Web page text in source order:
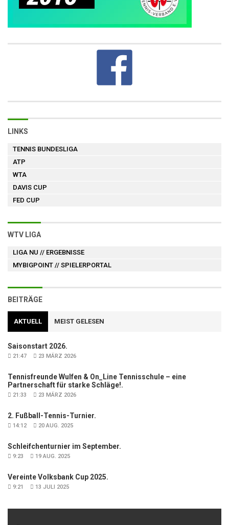
LINKS
TENNIS BUNDESLIGA
ATP
WTA
DAVIS CUP
FED CUP
WTV LIGA
LIGA NU // ERGEBNISSE
MYBIGPOINT // SPIELERPORTAL
BEITRÄGE
AKTUELL MEIST GELESEN
Saisonstart 2026.
21:47 23 MÄRZ 2026
Tennisfreunde Wulfen & On_Line Tennisschule – eine
Partnerschaft für starke Schläge!.
21:33 23 MÄRZ 2026
2. Fußball-Tennis-Turnier.
14:12 20 AUG. 2025
Schleifchenturnier im September.
9:23 19 AUG. 2025
Vereinte Volksbank Cup 2025.
9:21 13 JULI 2025